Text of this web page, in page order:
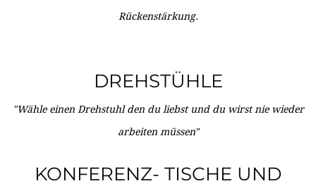
Rückenstärkung.
DREHSTÜHLE
"Wähle einen Drehstuhl den du liebst und du wirst nie wieder
arbeiten müssen"
KONFERENZ- TISCHE UND